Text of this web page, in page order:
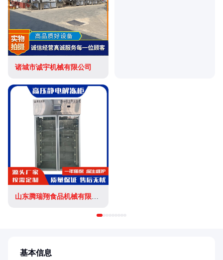
诸城市诚宇机械有限公司
山东腾瑞翔食品机械有限公司
基本信息